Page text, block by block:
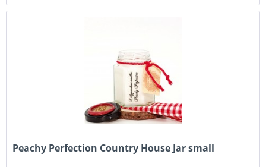
Peachy Perfection Country House Jar small